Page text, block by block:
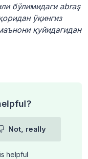
бўлимидаги abraş
ўқингиз
қуйидагидан
Not, really
helpful